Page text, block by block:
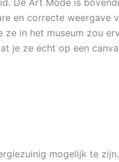
De Art Mode is
en correcte weergave
in het museum zou
je ze echt op een
mogelijk te